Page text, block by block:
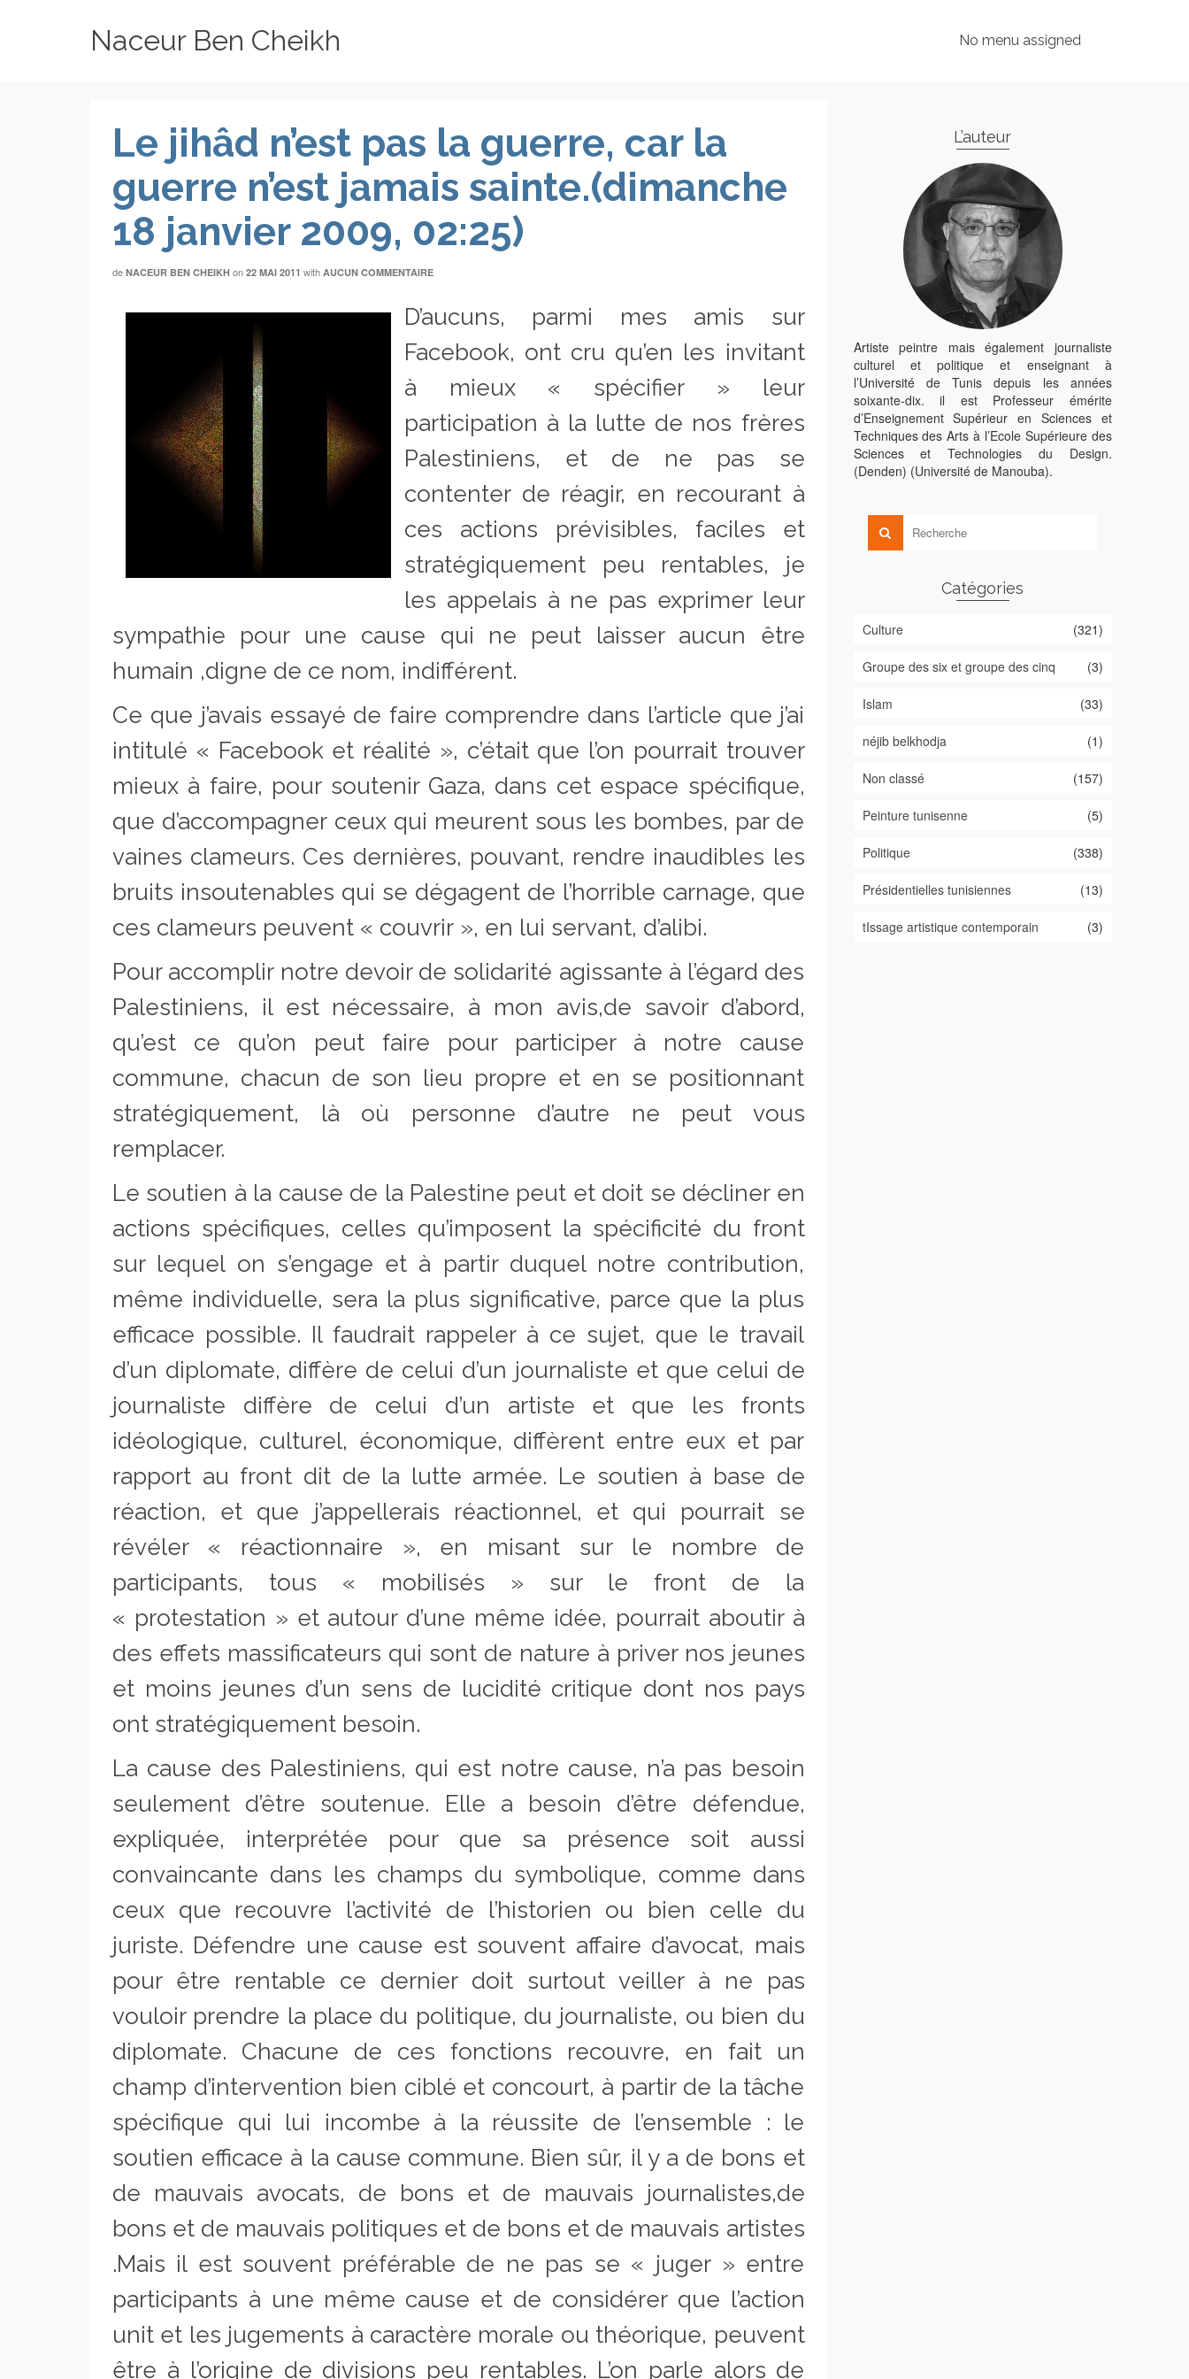
Naceur Ben Cheikh No menu assigned
Le jihâd n’est pas la guerre, car la
guerre n’est jamais sainte.(dimanche
18 janvier 2009, 02:25)
de NACEUR BEN CHEIKH on 22 MAI 2011 with AUCUN COMMENTAIRE
D’aucuns, parmi mes amis sur
Facebook, ont cru qu’en les invitant
à mieux « spécifier » leur
participation à la lutte de nos frères
Palestiniens, et de ne pas se
contenter de réagir, en recourant à
ces actions prévisibles, faciles et
stratégiquement peu rentables, je
les appelais à ne pas exprimer leur
sympathie pour une cause qui ne peut laisser aucun être
humain ,digne de ce nom, indifférent.
Ce que j’avais essayé de faire comprendre dans l’article que j’ai
intitulé « Facebook et réalité », c’était que l’on pourrait trouver
mieux à faire, pour soutenir Gaza, dans cet espace spécifique,
que d’accompagner ceux qui meurent sous les bombes, par de
vaines clameurs. Ces dernières, pouvant, rendre inaudibles les
bruits insoutenables qui se dégagent de l’horrible carnage, que
ces clameurs peuvent « couvrir », en lui servant, d’alibi.
Pour accomplir notre devoir de solidarité agissante à l’égard des
Palestiniens, il est nécessaire, à mon avis,de savoir d’abord,
qu’est ce qu’on peut faire pour participer à notre cause
commune, chacun de son lieu propre et en se positionnant
stratégiquement, là où personne d’autre ne peut vous
remplacer.
Le soutien à la cause de la Palestine peut et doit se décliner en
actions spécifiques, celles qu’imposent la spécificité du front
sur lequel on s’engage et à partir duquel notre contribution,
même individuelle, sera la plus significative, parce que la plus
efficace possible. Il faudrait rappeler à ce sujet, que le travail
d’un diplomate, diffère de celui d’un journaliste et que celui de
journaliste diffère de celui d’un artiste et que les fronts
idéologique, culturel, économique, diffèrent entre eux et par
rapport au front dit de la lutte armée. Le soutien à base de
réaction, et que j’appellerais réactionnel, et qui pourrait se
révéler « réactionnaire », en misant sur le nombre de
participants, tous « mobilisés » sur le front de la
« protestation » et autour d’une même idée, pourrait aboutir à
des effets massificateurs qui sont de nature à priver nos jeunes
et moins jeunes d’un sens de lucidité critique dont nos pays
ont stratégiquement besoin.
La cause des Palestiniens, qui est notre cause, n’a pas besoin
seulement d’être soutenue. Elle a besoin d’être défendue,
expliquée, interprétée pour que sa présence soit aussi
convaincante dans les champs du symbolique, comme dans
ceux que recouvre l’activité de l’historien ou bien celle du
juriste. Défendre une cause est souvent affaire d’avocat, mais
pour être rentable ce dernier doit surtout veiller à ne pas
vouloir prendre la place du politique, du journaliste, ou bien du
diplomate. Chacune de ces fonctions recouvre, en fait un
champ d’intervention bien ciblé et concourt, à partir de la tâche
spécifique qui lui incombe à la réussite de l’ensemble : le
soutien efficace à la cause commune. Bien sûr, il y a de bons et
de mauvais avocats, de bons et de mauvais journalistes,de
bons et de mauvais politiques et de bons et de mauvais artistes
.Mais il est souvent préférable de ne pas se « juger » entre
participants à une même cause et de considérer que l’action
unit et les jugements à caractère morale ou théorique, peuvent
être à l’origine de divisions peu rentables. L’on parle alors de
L’auteur
Artiste peintre mais également journaliste
culturel et politique et enseignant à
l’Université de Tunis depuis les années
soixante-dix. il est Professeur émérite
d’Enseignement Supérieur en Sciences et
Techniques des Arts à l’Ecole Supérieure des
Sciences et Technologies du Design.
(Denden) (Université de Manouba).
Catégories
Culture (321)
Groupe des six et groupe des cinq (3)
Islam (33)
néjib belkhodja (1)
Non classé (157)
Peinture tunisenne (5)
Politique (338)
Présidentielles tunisiennes (13)
tIssage artistique contemporain (3)